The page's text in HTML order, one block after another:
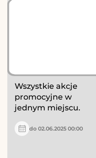
Wszystkie akcje
promocyjne w
jednym miejscu.
do 02.06.2025 00:00